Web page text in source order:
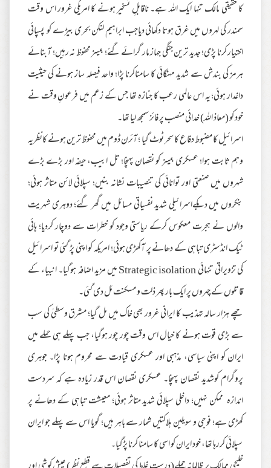
کا حقیقی مالک تنہا ایک اللہ ہے۔ ناقابلِ تسخیر ہونے کا امریکی غرور اس وقت
سمندر کی لہروں میں غرق ہوتا دکھائی دیاجب ابراہیم لنکن بحری بیڑے کو پسپائی
اختیار کرنا پڑی؛ جدید ترین جنگی جہاز مار گرائے گئے؛ بیسز محفوظ نہ رہیں؛ آبنائے
ہرمز کی بندش سے شدید مہنگائی کا سامناکرنا پڑا؛ واحد فیصلہ ساز ہونے کی حیثیت
داغدار ہوئی؛ یہ اس عالمی رعب کا جنازہ تھا جس کے زعم میں فرعونِ وقت نے
خود کو (معاذ اللہ) خدائی منصب پر فائز سمجھ لیا تھا۔
اسرائیل کا مضبوط دفاع کا سحر ٹوٹ گیا ؛ آئرن ڈوم میں محفوظ ترین ہونے کانظریہ
وہم ثابت ہوا؛ عسکری بیسز کو نقصان پہنچا؛ تل ابیب، حیفہ اور بڑے بڑے
شہروں میں صنعتی اور توانائی کی تنصیبات نشانہ بنیں؛ سپلائی لائن متاثر ہوئی؛
بنکروں میں دبکےاسرائیلی شدید نفسیاتی مسائل میں گھر گئے؛ دوہری شہریت
والوں نے ہجرت معکوس کرکے ریاستی وجود کو خطرات سے دوچار کردیا؛ ہائی
ٹیک انڈسٹری تباہی کے دھانے پر آکھڑی ہوئی؛ امریکہ کو اپنی پڑ گئی تو اسرائیل
کی تزویراتی تنہائی Strategic isolation میں مزید اضافہ ہوگیا۔ انبیاء کے
قاتلوں کے چہروں پر ایک بار پھر ذلت و مسکنت مَل دی گئی۔
چھے ہزار سالہ تہذیب کا ایرانی غرور بھی خاک میں مل گیا؛ مشرق وسطیٰ کی سب
سے بڑی قوت ہونے کا خیال اس وقت چور چور ہوگیا، جب پہلے ہی حملے میں
ایران کو اپنی سیاسی، مذہبی اور عسکری قیادت سے محروم ہونا پڑا۔ جوہری
پروگرام کوشدید نقصان پہنچا۔ عسکری نقصان اس قدر زیادہ ہے کہ سردست
اندازہ ممکن نہیں؛ داخلی سپلائی شدید متاثر ہوئی؛ معیشت تباہی کے دھانے پر
کھڑی ہے؛ فوجی و سویلین ہلاکتیں شمار سے باہر ہیں؛ گویا اس سے پہلے جو ایران
سپلائی کررہا تھا، خود ایران کو اسی کا سامنا کرنا پڑگیا۔